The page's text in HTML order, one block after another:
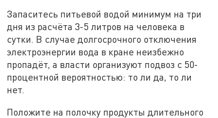
Запаситесь питьевой водой минимум на три
дня из расчёта 3-5 литров на человека в
сутки. В случае долгосрочного отключения
электроэнергии вода в кране неизбежно
пропадёт, а власти организуют подвоз с 50-
процентной вероятностью: то ли да, то ли
нет.
Положите на полочку продукты длительного